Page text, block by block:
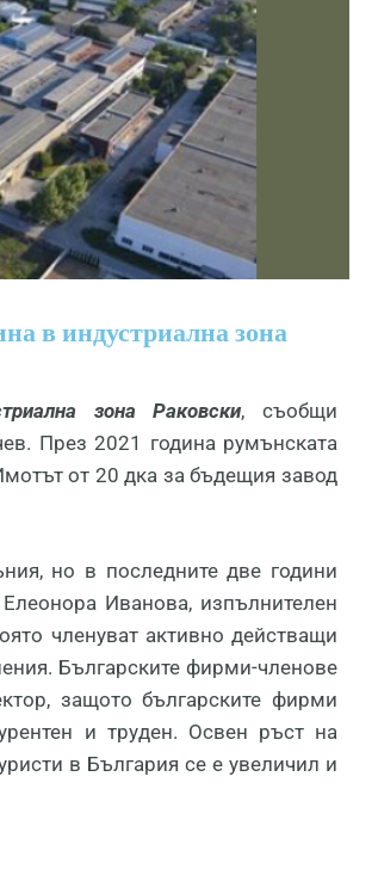
в индустриална зона
зона Раковски, съобщи
През 2021 година румънската
от 20 дка за бъдещия завод
но в последните две години
Иванова, изпълнителен
членуват активно действащи
Българските фирми-членове
защото българските фирми
и труден. Освен ръст на
в България се е увеличил и